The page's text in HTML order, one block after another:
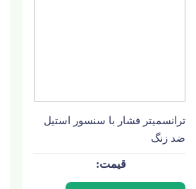
ترانسمیتر فشار با سنسور استیل
ضد زنگ